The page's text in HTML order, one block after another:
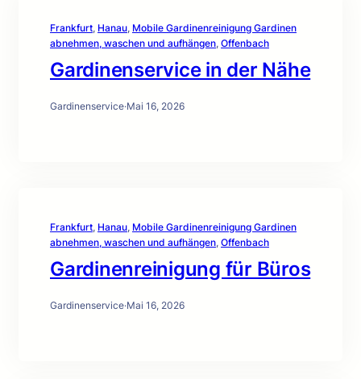
Frankfurt, Hanau, Mobile Gardinenreinigung Gardinen
abnehmen, waschen und aufhängen, Offenbach
Gardinenservice in der Nähe
Gardinenservice·Mai 16, 2026
Frankfurt, Hanau, Mobile Gardinenreinigung Gardinen
abnehmen, waschen und aufhängen, Offenbach
Gardinenreinigung für Büros
Gardinenservice·Mai 16, 2026